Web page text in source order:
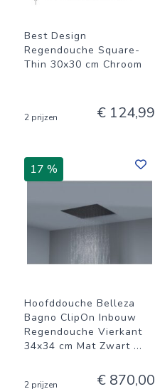
Best Design
Regendouche Square-
Thin 30x30 cm Chroom
2 prijzen € 124,99
17 %
Hoofddouche Belleza
Bagno ClipOn Inbouw
Regendouche Vierkant
34x34 cm Mat Zwart ...
2 prijzen € 870,00